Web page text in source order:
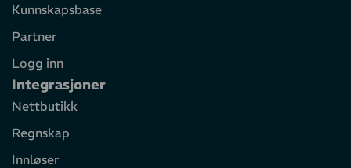
Kunnskapsbase
Partner
Logg inn
Integrasjoner
Nettbutikk
Regnskap
Innløser